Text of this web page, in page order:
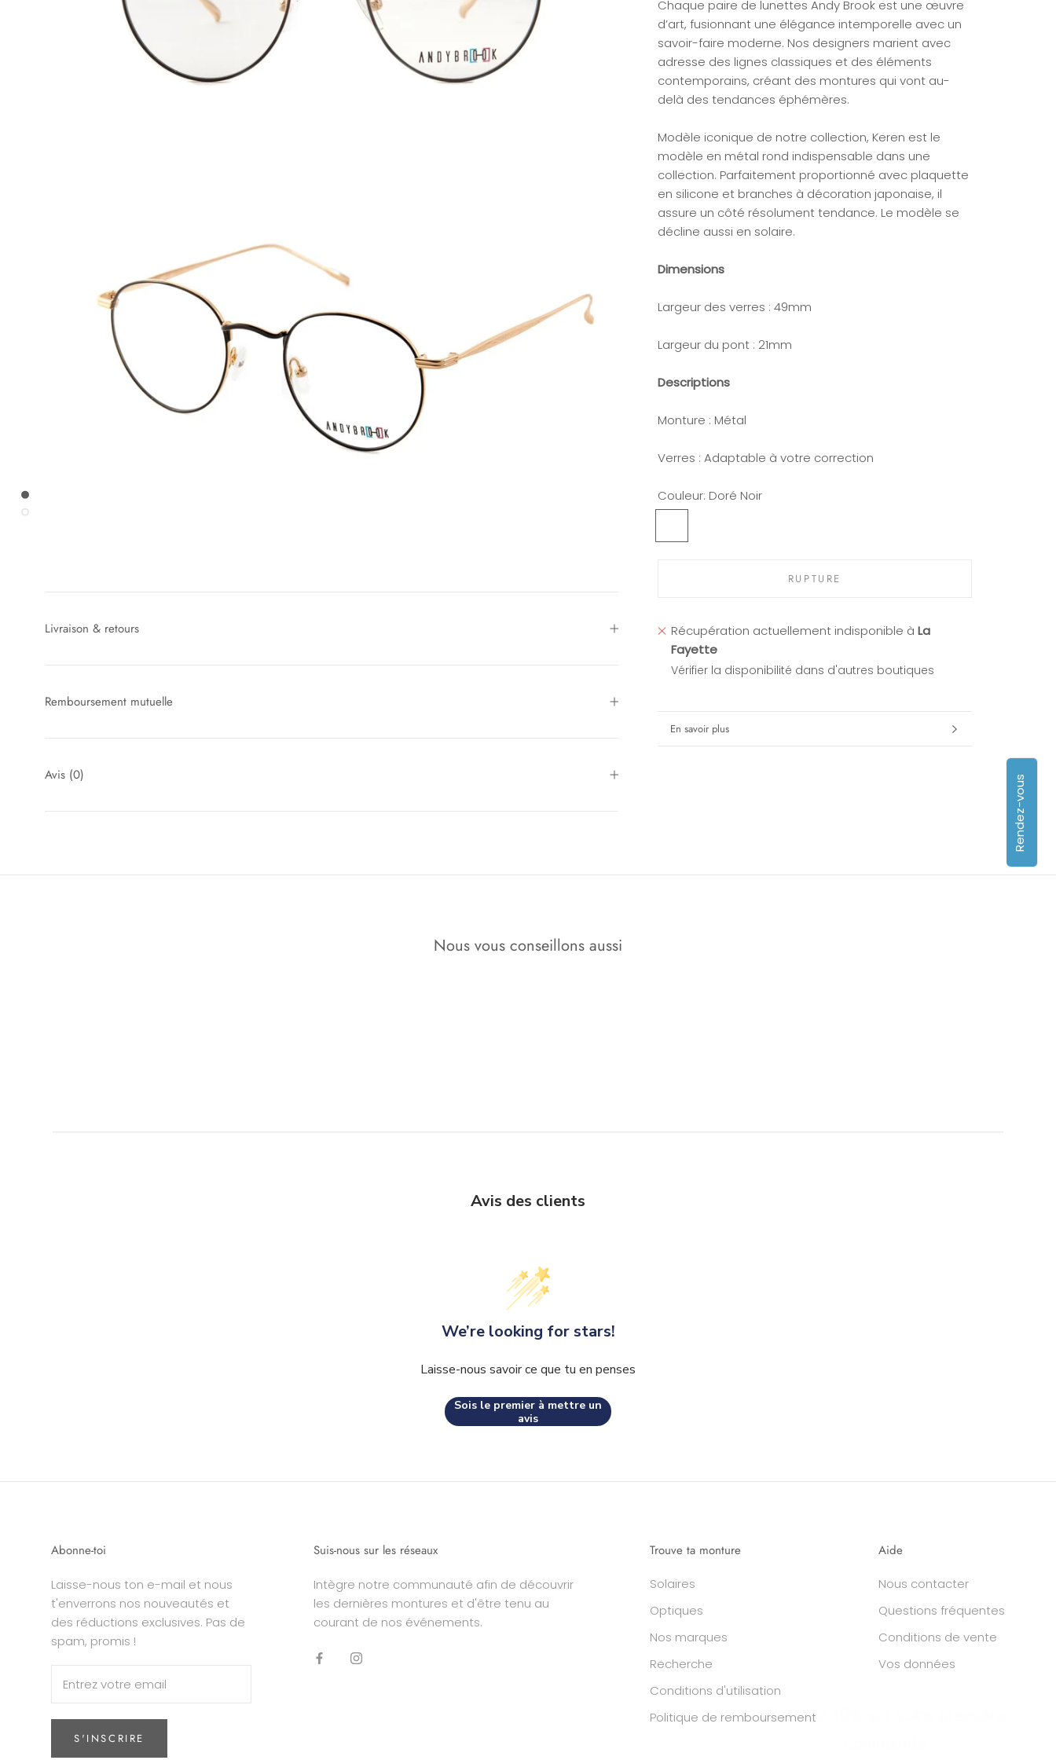
Rendez-vous
Recevez 10% sur votre première
Chaque paire de lunettes Andy Brook est une œuvre
d’art, fusionnant une élégance intemporelle avec un
savoir-faire moderne. Nos designers marient avec
adresse des lignes classiques et des éléments
contemporains, créant des montures qui vont au-
delà des tendances éphémères.
Modèle iconique de notre collection, Keren est le
modèle en métal rond indispensable dans une
collection. Parfaitement proportionné avec plaquette
en silicone et branches à décoration japonaise, il
assure un côté résolument tendance. Le modèle se
décline aussi en solaire.
Dimensions
Largeur des verres : 49mm
Largeur du pont : 21mm
Descriptions
Monture : Métal
Verres : Adaptable à votre correction
Couleur: Doré Noir
Noir
RUPTURE
Récupération actuellement indisponible à La
Fayette
Vérifier la disponibilité dans d'autres boutiques
En savoir plus
Voir les images
Livraison & retours
Remboursement mutuelle
Avis (0)
Nous vous conseillons aussi
Avis des clients
We’re looking for stars!
Laisse-nous savoir ce que tu en penses
Sois le premier à mettre un
avis
Abonne-toi
Laisse-nous ton e-mail et nous
t'enverrons nos nouveautés et
des réductions exclusives. Pas de
spam, promis !
S'INSCRIRE
Suis-nous sur les réseaux
Intègre notre communauté afin de découvrir
les dernières montures et d'être tenu au
courant de nos événements.
Trouve ta monture
Solaires
Optiques
Nos marques
Recherche
Conditions d'utilisation
Politique de remboursement
Aide
Nous contacter
Questions fréquentes
Conditions de vente
Vos données